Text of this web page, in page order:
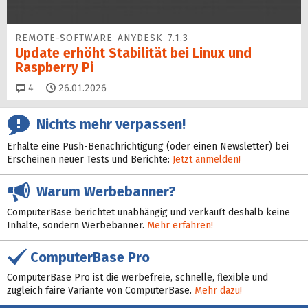
REMOTE-SOFTWARE ANYDESK 7.1.3
Update erhöht Sta­bi­lität bei Linux und
Raspberry Pi
4 Kommentare
26.01.2026
Nichts mehr verpassen!
Erhalte eine Push-Benachrichtigung (oder einen Newsletter) bei
Erscheinen neuer Tests und Berichte: Jetzt anmelden!
Warum Werbebanner?
ComputerBase berichtet unabhängig und verkauft deshalb keine
Inhalte, sondern Werbebanner. Mehr erfahren!
ComputerBase Pro
ComputerBase Pro ist die werbefreie, schnelle, flexible und
zugleich faire Variante von ComputerBase. Mehr dazu!